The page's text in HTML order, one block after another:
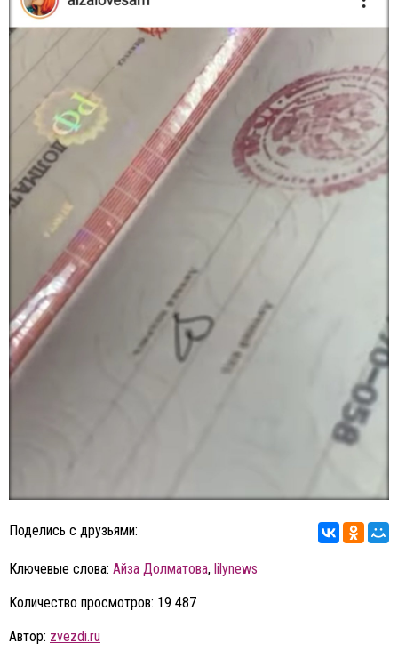
Поделись с друзьями:
Ключевые слова: Айза Долматова, lilynews
Количество просмотров: 19 487
Автор: zvezdi.ru